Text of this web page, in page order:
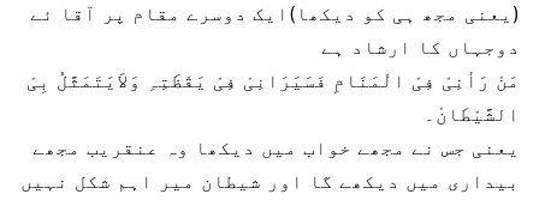
(یعنی مجھ ہی کو دیکھا)ایک دوسرے مقام پر آقا ئے
دوجہاں کا ارشاد ہے
مَنْ رَأنِیْ فِیْ الْمَنَامِ فَسَیَرَانِیْ فِیْ یَقْظَتِہِ وَلاَیَتَمَثَّلُ بِیْ
الشَّیْطَانْ۔
یعنی جس نے مجھے خواب میں دیکھا وہ عنقریب مجھے
بیداری میں دیکھے گا اور شیطان میر اہم شکل نہیں